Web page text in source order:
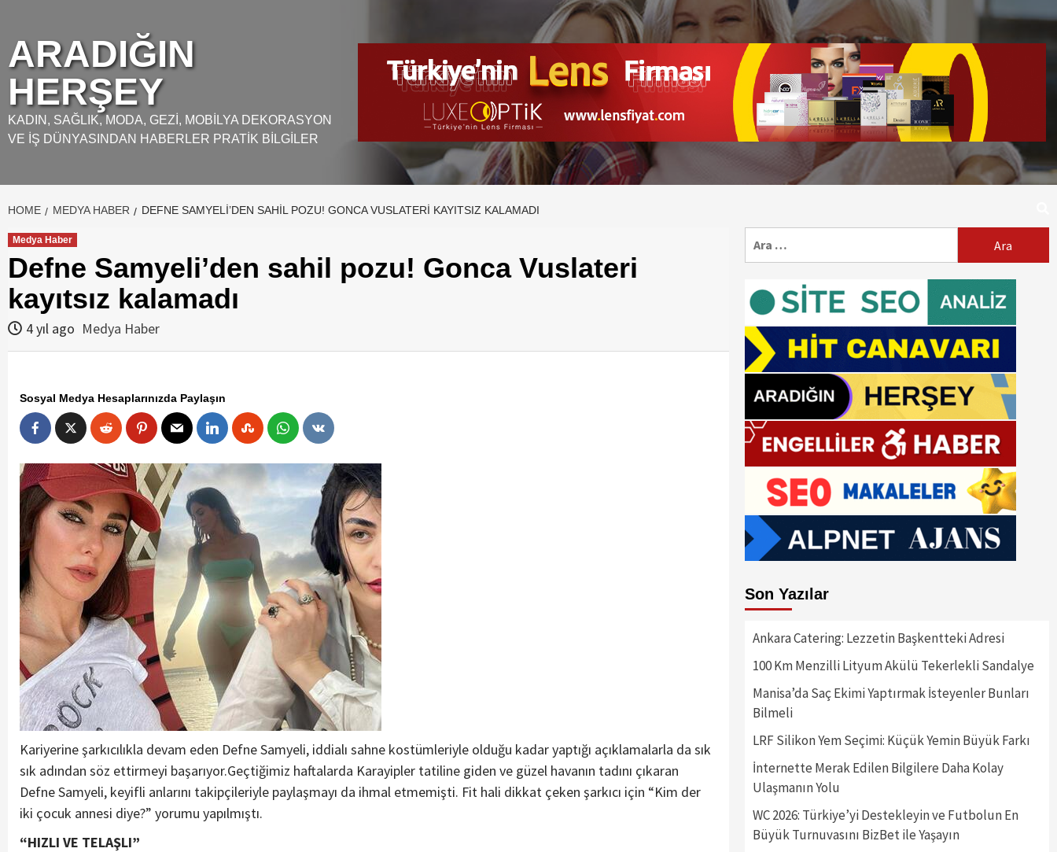
content
ARADIĞIN
HERŞEY
KADIN, SAĞLIK, MODA, GEZI, MOBILYA DEKORASYON
VE İŞ DÜNYASINDAN HABERLER PRATIK BILGILER
HOME MEDYA HABER DEFNE SAMYELI’DEN SAHIL POZU! GONCA VUSLATERI KAYITSIZ KALAMADI
Medya Haber
Defne Samyeli’den sahil pozu! Gonca Vuslateri
kayıtsız kalamadı
4 yıl ago Medya Haber
Sosyal Medya Hesaplarınızda Paylaşın
Kariyerine şarkıcılıkla devam eden Defne Samyeli, iddialı sahne kostümleriyle olduğu kadar yaptığı açıklamalarla da sık
sık adından söz ettirmeyi başarıyor.Geçtiğimiz haftalarda Karayipler tatiline giden ve güzel havanın tadını çıkaran
Defne Samyeli, keyifli anlarını takipçileriyle paylaşmayı da ihmal etmemişti. Fit hali dikkat çeken şarkıcı için “Kim der
iki çocuk annesi diye?” yorumu yapılmıştı.
“HIZLI VE TELAŞLI”
Son Yazılar
Ankara Catering: Lezzetin Başkentteki Adresi
100 Km Menzilli Lityum Akülü Tekerlekli Sandalye
Manisa’da Saç Ekimi Yaptırmak İsteyenler Bunları
Bilmeli
LRF Silikon Yem Seçimi: Küçük Yemin Büyük Farkı
İnternette Merak Edilen Bilgilere Daha Kolay
Ulaşmanın Yolu
WC 2026: Türkiye’yi Destekleyin ve Futbolun En
Büyük Turnuvasını BizBet ile Yaşayın